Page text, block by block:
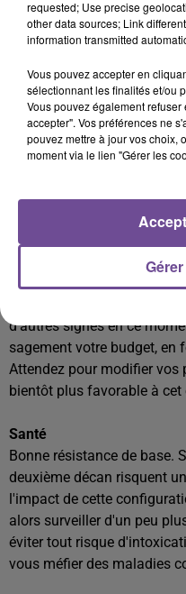
s'annonce plus détendue.
dialogue avec l'homme (ou
Célibataires :Cette période
célibataires et les coeurs
existence changera du
s'agit pas encore de
Argent
Calme plat dans le
bénéficierez d'aucune
d'autres signes en ce
sagement votre budget, en
Attendez pour modifier vos
bientôt plus favorable à cet
Santé
Bonne résistance de base.
deuxième décan risquent
l'impact de cette
alors surveiller d'un peu
éviter tout risque
vous méfier des maladies
requested; Use precise
other data sources; Link
information transmitted
Vous pouvez accepter en
sélectionnant les finalités et/ou
Vous pouvez également
accepter". Vos préférences ne
pouvez mettre à jour vos choix,
moment via le lien "Gérer les